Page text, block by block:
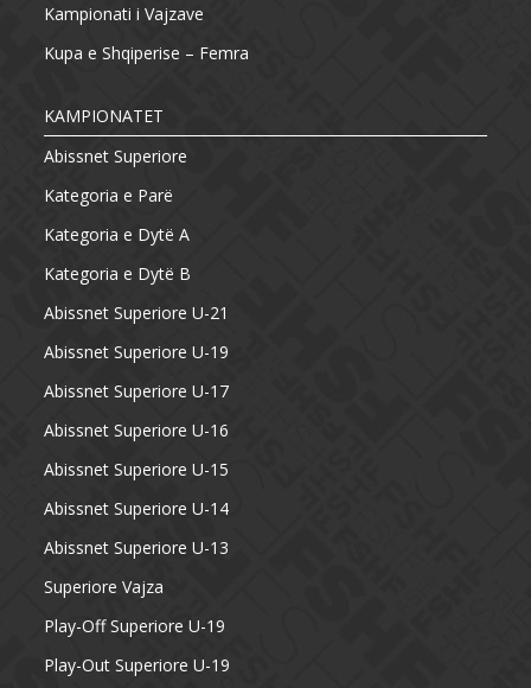
Kampionati i Vajzave
Kupa e Shqiperise – Femra
KAMPIONATET
Abissnet Superiore
Kategoria e Parë
Kategoria e Dytë A
Kategoria e Dytë B
Abissnet Superiore U-21
Abissnet Superiore U-19
Abissnet Superiore U-17
Abissnet Superiore U-16
Abissnet Superiore U-15
Abissnet Superiore U-14
Abissnet Superiore U-13
Superiore Vajza
Play-Off Superiore U-19
Play-Out Superiore U-19